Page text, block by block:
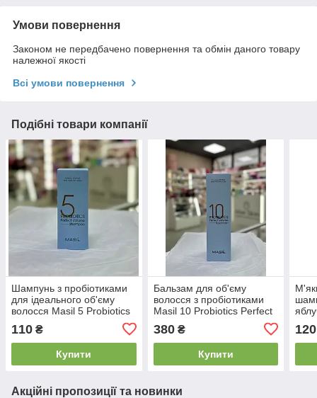
Умови повернення
Законом не передбачено повернення та обмін даного товару
належної якості
Всі умови повернення
Подібні товари компанії
Шампунь з пробіотиками
для ідеального об'єму
волосся Masil 5 Probiotics
Perfect Volume Shampoo
50ml
110 ₴
Купити
Бальзам для об'єму
волосся з пробіотиками
Masil 10 Probiotics Perfect
Volume Treatment 300мл
24.05.26
380₴
Купити
120
Акційні пропозиції та новинки